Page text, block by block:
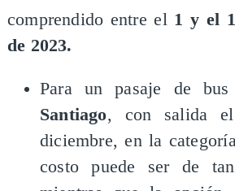
comprendido entre el 1 y el
de 2023.
​Para un pasaje de
Santiago, con salida
diciembre, en la
costo puede ser de